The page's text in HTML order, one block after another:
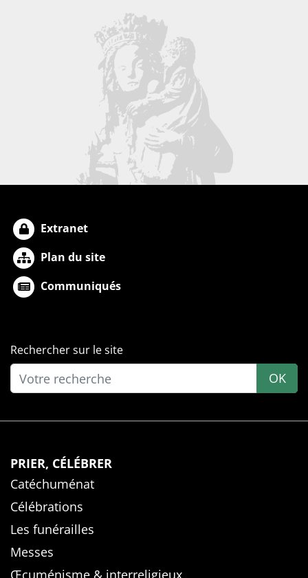
Extranet
Plan du site
Communiqués
Rechercher sur le site
OK
PRIER, CÉLÉBRER
Catéchuménat
Célébrations
Les funérailles
Messes